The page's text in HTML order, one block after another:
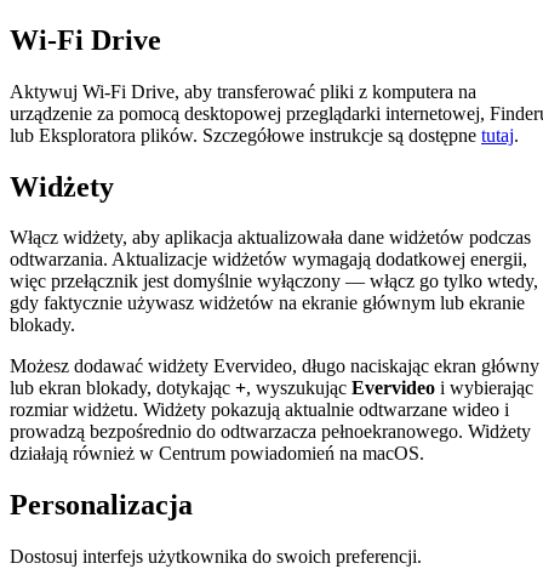
Wi-Fi Drive
Aktywuj Wi-Fi Drive, aby transferować pliki z komputera na
urządzenie za pomocą desktopowej przeglądarki internetowej,
lub Eksploratora plików. Szczegółowe instrukcje są dostępne tutaj.
Widżety
Włącz widżety, aby aplikacja aktualizowała dane widżetów podczas
odtwarzania. Aktualizacje widżetów wymagają dodatkowej energii,
więc przełącznik jest domyślnie wyłączony — włącz go tylko wtedy,
gdy faktycznie używasz widżetów na ekranie głównym lub ekranie
blokady.
Możesz dodawać widżety Evervideo, długo naciskając ekran główny
lub ekran blokady, dotykając +, wyszukując Evervideo i wybierając
rozmiar widżetu. Widżety pokazują aktualnie odtwarzane wideo i
prowadzą bezpośrednio do odtwarzacza pełnoekranowego. Widżety
działają również w Centrum powiadomień na macOS.
Personalizacja
Dostosuj interfejs użytkownika do swoich preferencji.